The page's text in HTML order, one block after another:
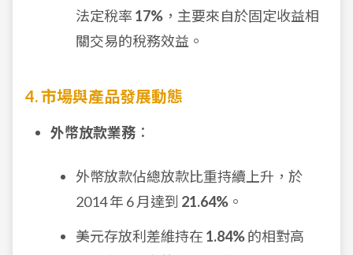
法定稅率 17% ，主要來自於固定收益相
關交易的稅務效益。
4. 市場與產品發展動態
外幣放款業務 ：
外幣放款佔總放款比重持續上升，於
2014 年 6 月達到 21.64% 。
美元存放利差維持在 1.84%的相對高